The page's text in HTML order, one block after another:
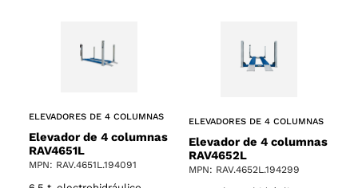
ELEVADORES DE 4 COLUMNAS
Elevador de 4 columnas
RAV4651L
MPN: RAV.4651L.194091
ELEVADORES DE 4 COLUMNAS
Elevador de 4 columnas
RAV4652L
MPN: RAV.4652L.194299